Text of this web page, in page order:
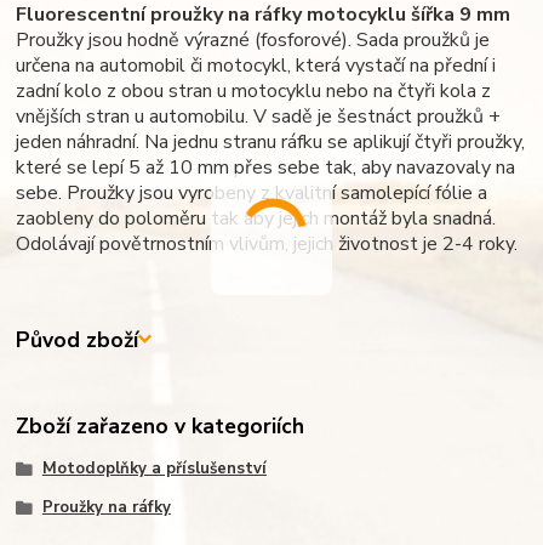
Fluorescentní proužky na ráfky motocyklu šířka 9 mm
Proužky jsou hodně výrazné (fosforové). Sada proužků je
určena na automobil či motocykl, která vystačí na přední i
zadní kolo z obou stran u motocyklu nebo na čtyři kola z
vnějších stran u automobilu. V sadě je šestnáct proužků +
jeden náhradní. Na jednu stranu ráfku se aplikují čtyři proužky,
které se lepí 5 až 10 mm přes sebe tak, aby navazovaly na
sebe. Proužky jsou vyrobeny z kvalitní samolepící fólie a
zaobleny do poloměru tak aby jejich montáž byla snadná.
Odolávají povětrnostním vlivům, jejich životnost je 2-4 roky.
Původ zboží
Zboží zařazeno v kategoriích
Motodoplňky a příslušenství
Proužky na ráfky